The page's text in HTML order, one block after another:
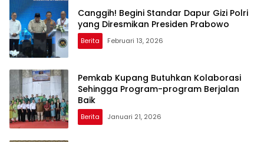
Canggih! Begini Standar Dapur Gizi Polri
yang Diresmikan Presiden Prabowo
Berita Februari 13, 2026
Pemkab Kupang Butuhkan Kolaborasi
Sehingga Program-program Berjalan
Baik
Berita Januari 21, 2026